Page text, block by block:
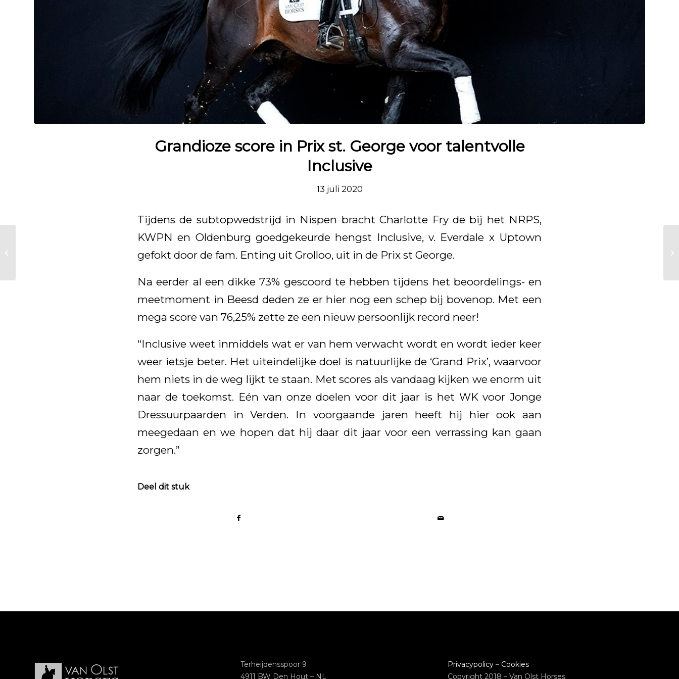
Grandioze score in Prix st. George voor talentvolle
Inclusive
13 juli 2020
Tijdens de subtopwedstrijd in Nispen bracht Charlotte Fry de bij het NRPS,
KWPN en Oldenburg goedgekeurde hengst Inclusive, v. Everdale x Uptown
gefokt door de fam. Enting uit Grolloo, uit in de Prix st George.
Na eerder al een dikke 73% gescoord te hebben tijdens het beoordelings- en
meetmoment in Beesd deden ze er hier nog een schep bij bovenop. Met een
mega score van 76,25% zette ze een nieuw persoonlijk record neer!
“Inclusive weet inmiddels wat er van hem verwacht wordt en wordt ieder keer
weer ietsje beter. Het uiteindelijke doel is natuurlijke de ‘Grand Prix’, waarvoor
hem niets in de weg lijkt te staan. Met scores als vandaag kijken we enorm uit
naar de toekomst. Eén van onze doelen voor dit jaar is het WK voor Jonge
Dressuurpaarden in Verden. In voorgaande jaren heeft hij hier ook aan
meegedaan en we hopen dat hij daar dit jaar voor een verrassing kan gaan
zorgen.”
Deel dit stuk
Terheijdensspoor 9
4911 BW Den Hout – NL
Privacypolicy– Cookies
Copyright 2018 – Van Olst Horses